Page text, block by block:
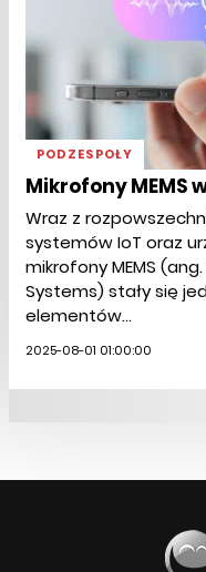
PODZESPOŁY
Mikrofony MEMS
Wraz z
systemów IoT oraz
mikrofony MEMS
Systems) stały się
elementów...
2025-08-01 01:00:00